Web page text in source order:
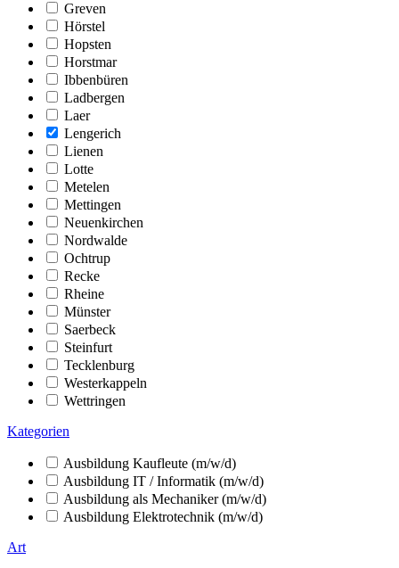
Greven
Hörstel
Hopsten
Horstmar
Ibbenbüren
Ladbergen
Laer
Lengerich
Lienen
Lotte
Metelen
Mettingen
Neuenkirchen
Nordwalde
Ochtrup
Recke
Rheine
Münster
Saerbeck
Steinfurt
Tecklenburg
Westerkappeln
Wettringen
Kategorien
Ausbildung Kaufleute (m/w/d)
Ausbildung IT / Informatik (m/w/d)
Ausbildung als Mechaniker (m/w/d)
Ausbildung Elektrotechnik (m/w/d)
Art